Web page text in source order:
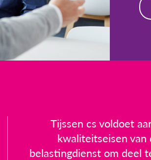
Tijssen cs voldoet
kwaliteitseisen van
belastingdienst om deel